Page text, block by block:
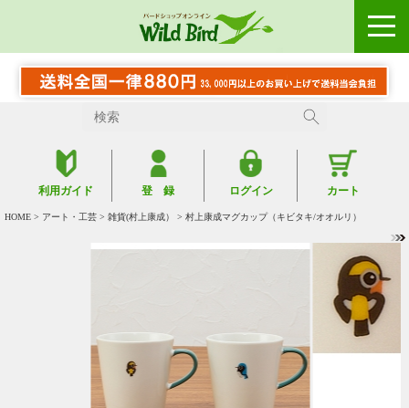
利用ガイド 登 録 ログイン カート
HOME > アート・工芸 > 雑貨(村上康成） > 村上康成マグカップ（キビタキ/オオルリ）